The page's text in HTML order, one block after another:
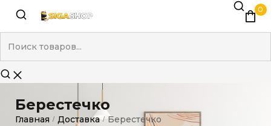
0
Берестечко
Главная / Доставка / Берестечко